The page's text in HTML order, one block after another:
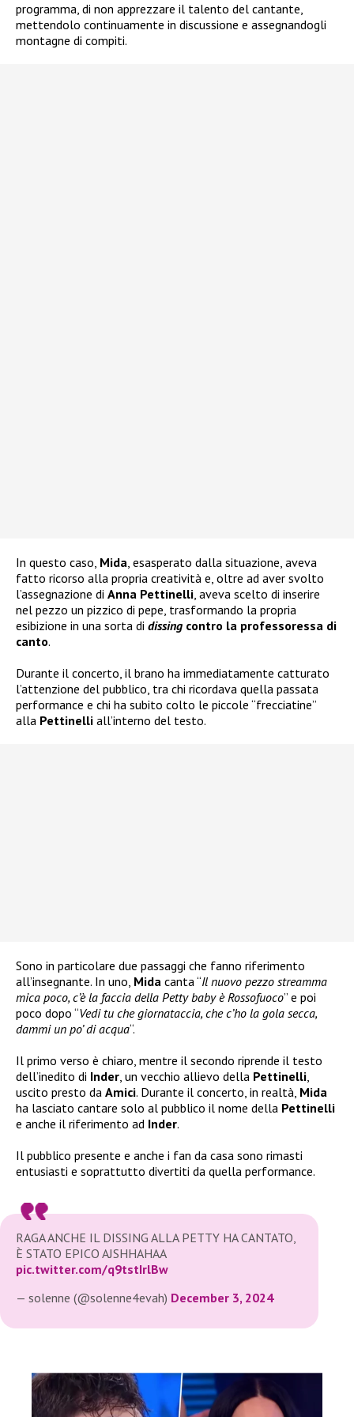
programma, di non apprezzare il talento del cantante,
mettendolo continuamente in discussione e assegnandogli
montagne di compiti.
In questo caso, Mida , esasperato dalla situazione, aveva
fatto ricorso alla propria creatività e, oltre ad aver svolto
l’assegnazione di Anna Pettinelli , aveva scelto di inserire
nel pezzo un pizzico di pepe, trasformando la propria
esibizione in una sorta di dissing contro la professoressa di
canto.
Durante il concerto, il brano ha immediatamente catturato
l’attenzione del pubblico, tra chi ricordava quella passata
performance e chi ha subito colto le piccole “frecciatine”
alla Pettinelli all’interno del testo.
Sono in particolare due passaggi che fanno riferimento
all’insegnante. In uno, Mida canta “Il nuovo pezzo streamma
mica poco, c’è la faccia della Petty baby è Rossofuoco” e poi
poco dopo “Vedi tu che giornataccia, che c’ho la gola secca,
dammi un po’ di acqua“.
Il primo verso è chiaro, mentre il secondo riprende il testo
dell’inedito di Inder , un vecchio allievo della Pettinelli
uscito presto da Amici. Durante il concerto, in realtà, Mida
ha lasciato cantare solo al pubblico il nome della Pettinelli
e anche il riferimento ad Inder.
Il pubblico presente e anche i fan da casa sono rimasti
entusiasti e soprattutto divertiti da quella performance.
RAGA ANCHE IL DISSING ALLA PETTY HA CANTATO,
È STATO EPICO AJSHHAHAA
pic.twitter.com/q9tstIrlBw
— solenne (@solenne4evah) December 3, 2024